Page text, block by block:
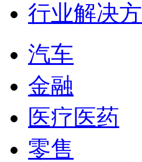
行业解决
汽车
金融
医疗医药
零售